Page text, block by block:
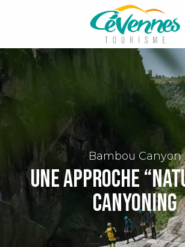
principal
Bambou Canyon
une approche
canyoning